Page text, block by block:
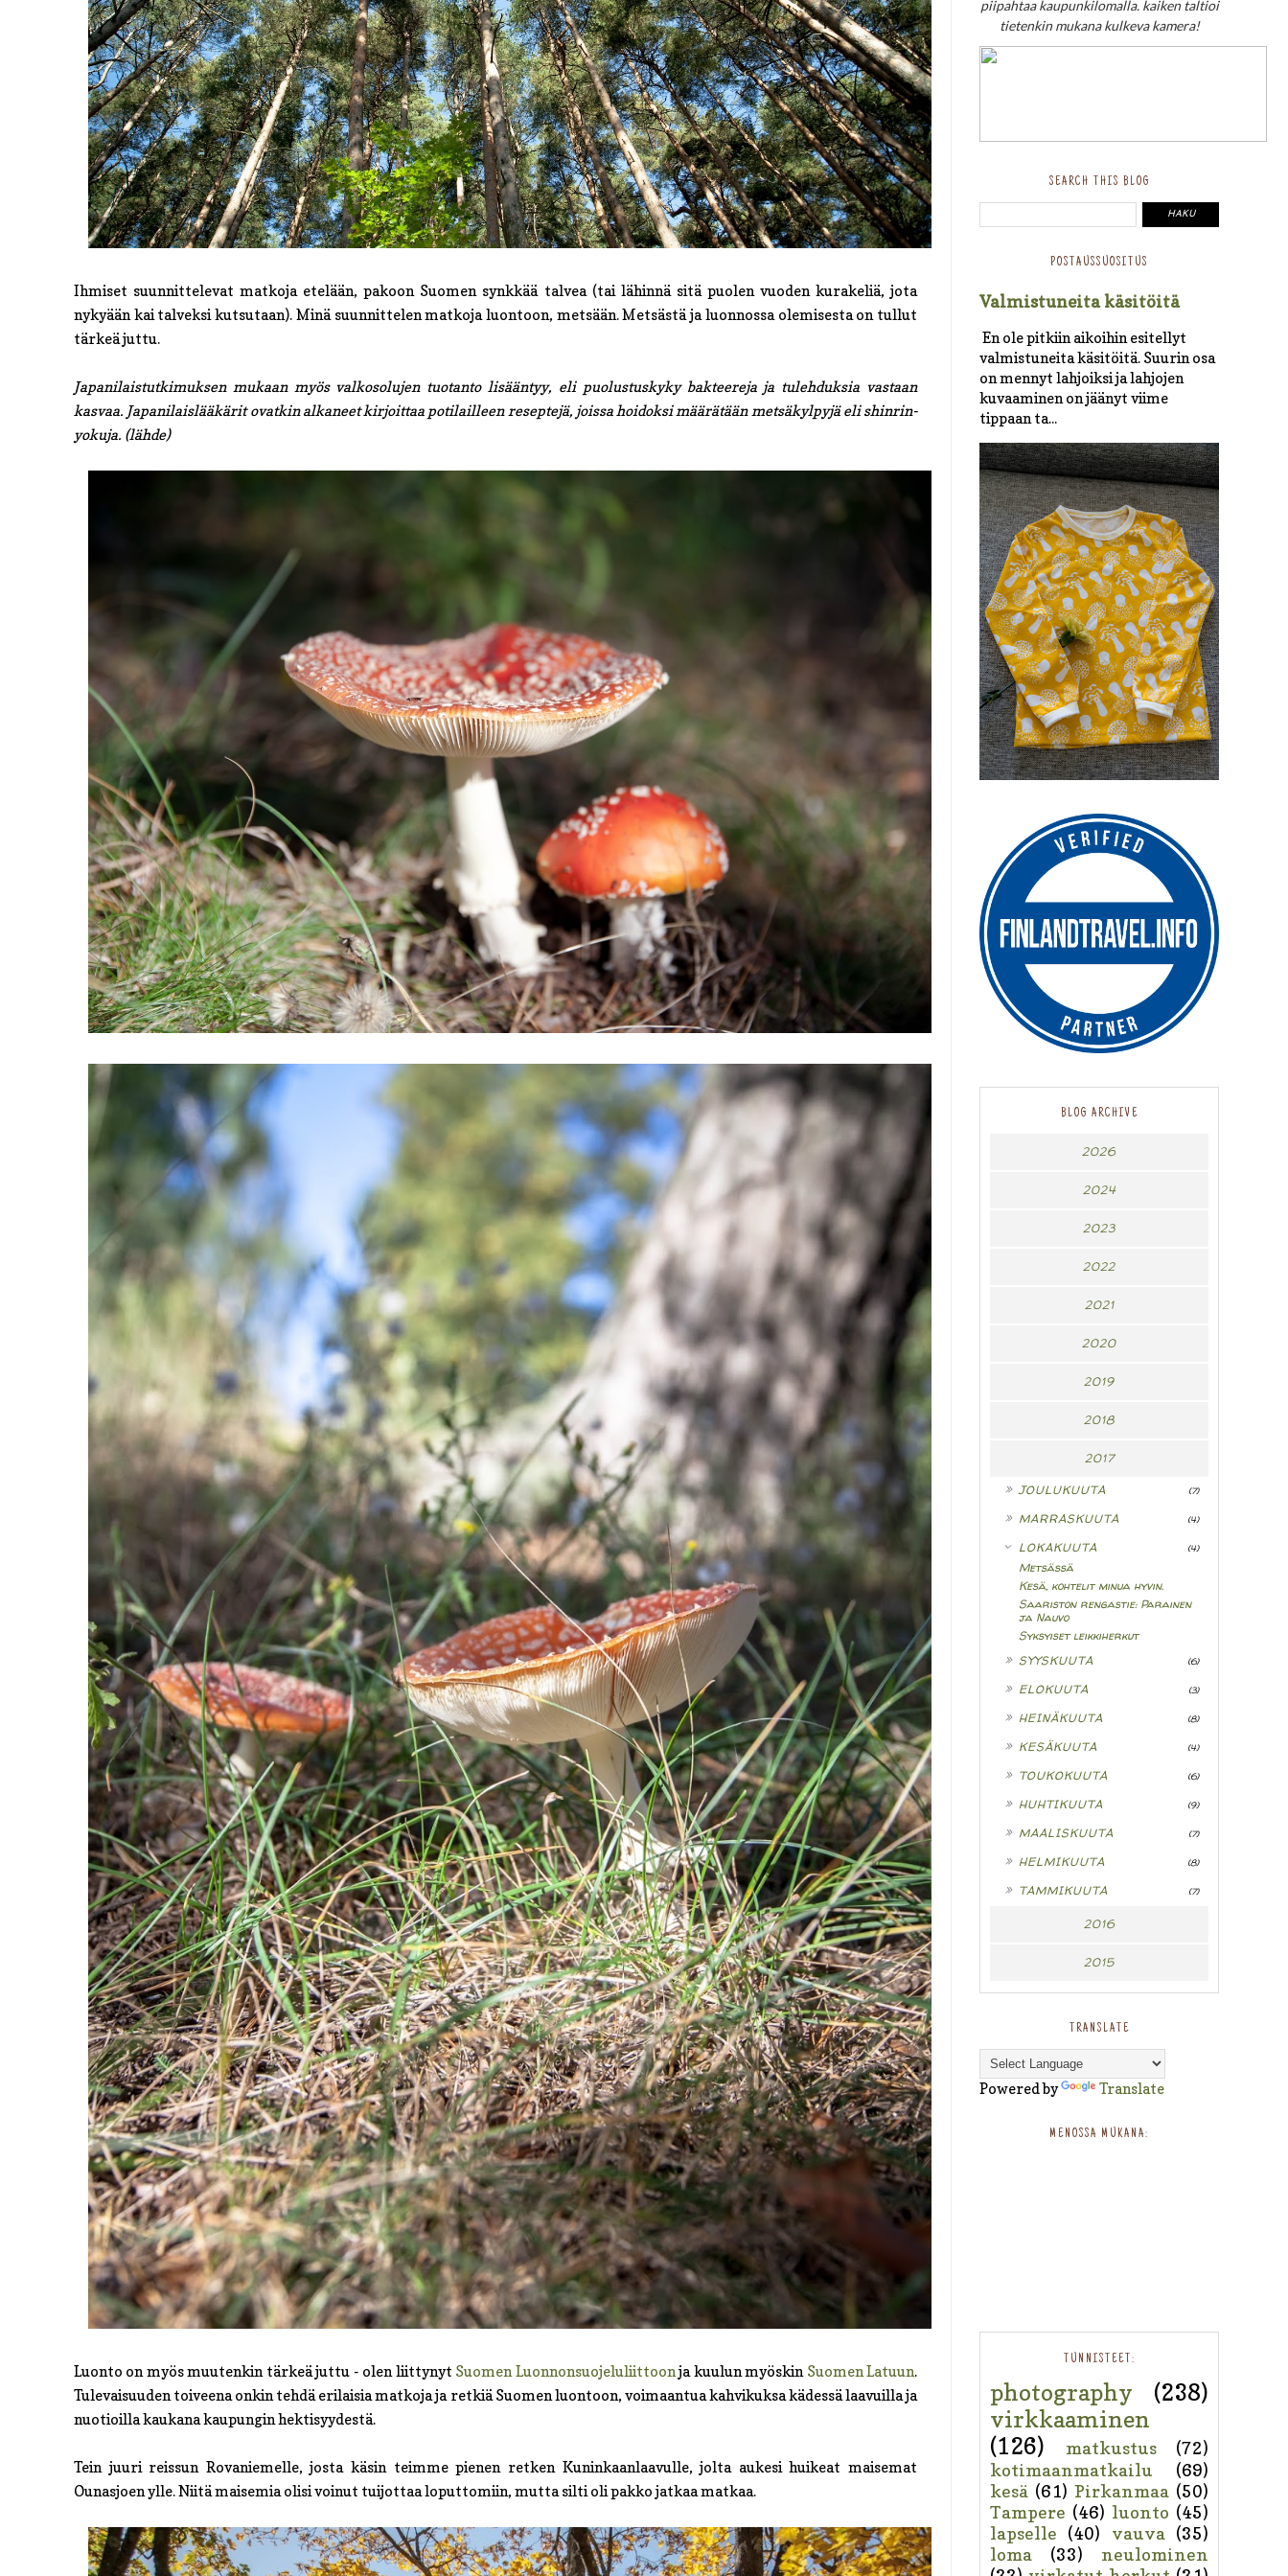
Ihmiset suunnittelevat matkoja etelään, pakoon Suomen synkkää talvea (tai lähinnä sitä puolen vuoden kurakeliä, jota
nykyään kai talveksi kutsutaan). Minä suunnittelen matkoja luontoon, metsään. Metsästä ja luonnossa olemisesta on tullut
tärkeä juttu.
Japanilaistutkimuksen mukaan myös valkosolujen tuotanto lisääntyy, eli puolustuskyky bakteereja ja tulehduksia vastaan
kasvaa. Japanilaislääkärit ovatkin alkaneet kirjoittaa potilailleen reseptejä, joissa hoidoksi määrätään metsäkylpyjä eli shinrin-
yokuja. (lähde)
Luonto on myös muutenkin tärkeä juttu - olen liittynyt Suomen Luonnonsuojeluliittoonja kuulun myöskin Suomen Latuun.
Tulevaisuuden toiveena onkin tehdä erilaisia matkoja ja retkiä Suomen luontoon, voimaantua kahvikuksa kädessä laavuilla ja
nuotioilla kaukana kaupungin hektisyydestä.
Tein juuri reissun Rovaniemelle, josta käsin teimme pienen retken Kuninkaanlaavulle, jolta aukesi huikeat maisemat
Ounasjoen ylle. Niitä maisemia olisi voinut tuijottaa loputtomiin, mutta silti oli pakko jatkaa matkaa.
piipahtaa kaupunkilomalla. kaiken taltioi
tietenkin mukana kulkeva kamera!
SEARCH THIS BLOG
POSTAUSSUOSITUS
Valmistuneita käsitöitä
En ole pitkiin aikoihin esitellyt
valmistuneita käsitöitä. Suurin osa
on mennyt lahjoiksi ja lahjojen
kuvaaminen on jäänyt viime
tippaan ta...
BLOG ARCHIVE
2026
2024
2023
2022
2021
2020
2019
2018
2017
JOULUKUUTA (7)
MARRASKUUTA (4)
LOKAKUUTA (4)
Metsässä
Kesä, kohtelit minua hyvin.
Saariston rengastie: Parainen
ja Nauvo
Syksyiset leikkiherkut
SYYSKUUTA (6)
ELOKUUTA (3)
HEINÄKUUTA (8)
KESÄKUUTA (4)
TOUKOKUUTA (6)
HUHTIKUUTA (9)
MAALISKUUTA (7)
HELMIKUUTA (8)
TAMMIKUUTA (7)
2016
2015
TRANSLATE
Powered by Translate
MENOSSA MUKANA:
TUNNISTEET:
photography
(238)
virkkaaminen
(126)
matkustus
(72)
kotimaanmatkailu
(69)
kesä (61) Pirkanmaa (50)
Tampere (46) luonto (45)
lapselle
(40) vauva (35)
loma
(33)
neulominen